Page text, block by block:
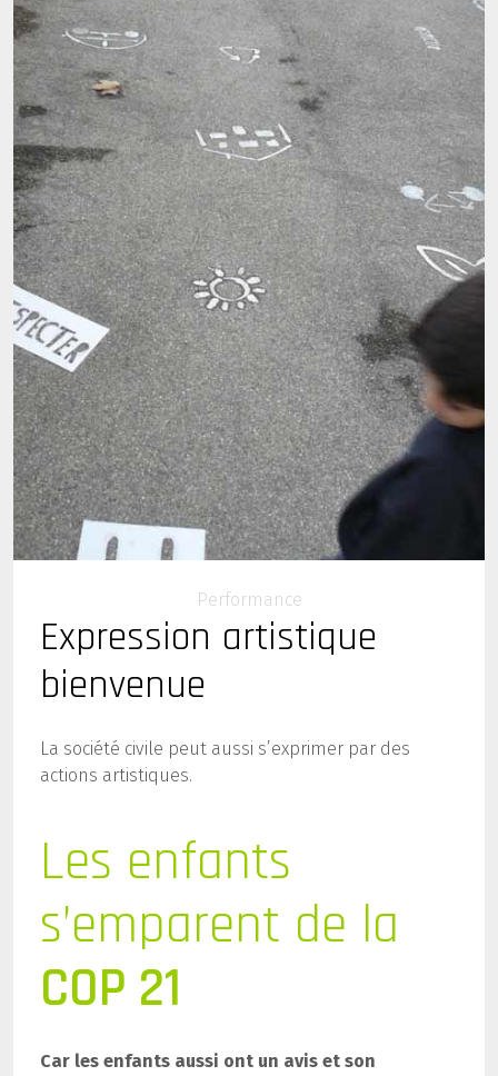
Performance
Expression artistique
bienvenue
La société civile peut aussi s’exprimer par des
actions artistiques.
Les enfants
s’emparent de la
COP 21
Car les enfants aussi ont un avis et son